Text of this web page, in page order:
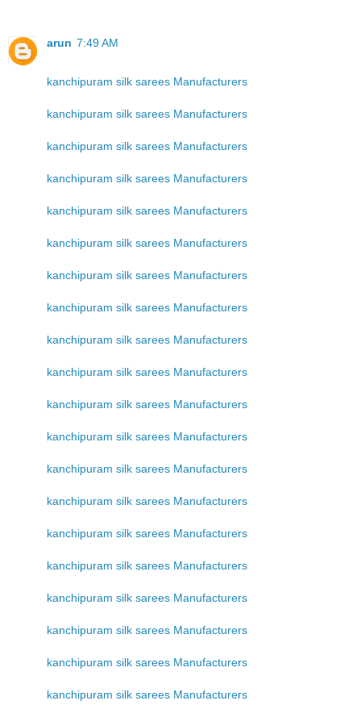
arun 7:49 AM
kanchipuram silk sarees Manufacturers
kanchipuram silk sarees Manufacturers
kanchipuram silk sarees Manufacturers
kanchipuram silk sarees Manufacturers
kanchipuram silk sarees Manufacturers
kanchipuram silk sarees Manufacturers
kanchipuram silk sarees Manufacturers
kanchipuram silk sarees Manufacturers
kanchipuram silk sarees Manufacturers
kanchipuram silk sarees Manufacturers
kanchipuram silk sarees Manufacturers
kanchipuram silk sarees Manufacturers
kanchipuram silk sarees Manufacturers
kanchipuram silk sarees Manufacturers
kanchipuram silk sarees Manufacturers
kanchipuram silk sarees Manufacturers
kanchipuram silk sarees Manufacturers
kanchipuram silk sarees Manufacturers
kanchipuram silk sarees Manufacturers
kanchipuram silk sarees Manufacturers